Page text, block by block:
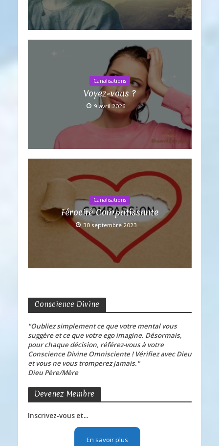
Canalisations
Voyez-vous ?
9 avril 2026
Canalisations
Férocité Compatissante
30 septembre 2023
Conscience Divine
"Oubliez simplement ce que votre mental vous
suggère et ce que votre ego imagine. Désormais,
pour chaque décision, référez-vous à votre
Conscience Divine Omnisciente ! Vérifiez avec Dieu
et vous ne vous tromperez jamais."
Dieu Père/Mère
Devenez Membre
Inscrivez-vous et...
En savoir plus